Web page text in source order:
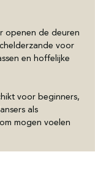
openen de deuren
voor
en hoffelijke
voor beginners,
als
mogen voelen